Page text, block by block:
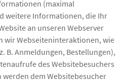
(maximal
weitere Informationen, die Ihr
an unseren Webserver
wir Webseiteninteraktionen, wie
B. Anmeldungen, Bestellungen),
des Websitebesuchers
dem Websitebesucher